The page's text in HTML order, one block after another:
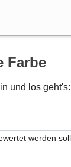
Farbe
und los geht's:
werden